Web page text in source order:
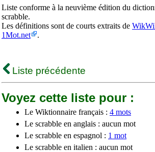
Liste conforme à la neuvième édition du
scrabble.
Les définitions sont de courts extraits de
1Mot.net
.
Liste précédente
Voyez cette liste pour :
Le Wiktionnaire français : 4 mots
Le scrabble en anglais : aucun mot
Le scrabble en espagnol : 1 mot
Le scrabble en italien : aucun mot